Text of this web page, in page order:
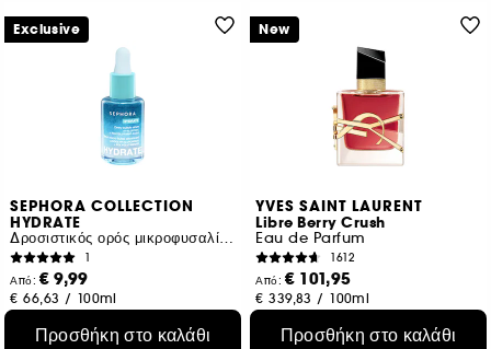
SEPHORA COLLECTION
HYDRATE
Δροσιστικός ορός μικροφυσαλίδων με Υαλουρονικό + πολυγλουταμινικό οξύ
1
Από:€ 9,99
€ 66,63 / 100ml
2 μεγέθη
Προσθήκη στο καλάθι
Exclusive
YVES SAINT LAURENT
Libre Berry Crush
Eau de Parfum
1612
Από:€ 101,95
€ 339,83 / 100ml
3 μεγέθη
Προσθήκη στο καλάθι
New